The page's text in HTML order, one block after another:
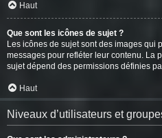
Haut
Que sont les icônes de sujet ?
Les icônes de sujet sont des images qui
messages pour refléter leur contenu. La
sujet dépend des permissions définies
Haut
Niveaux d’utilisateurs et